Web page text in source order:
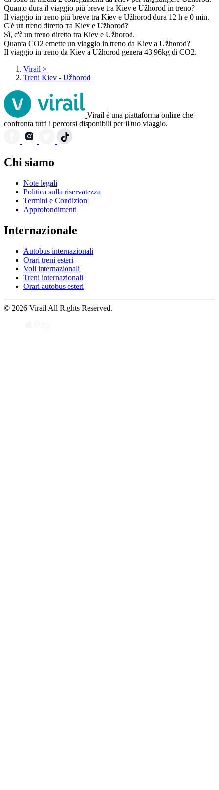
Quanto dura il viaggio più breve tra Kiev e Užhorod in treno?
Il viaggio in treno più breve tra Kiev e Užhorod dura 12 h e 0 min.
C'è un treno diretto tra Kiev e Užhorod?
Sì, c'è un treno diretto tra Kiev e Užhorod.
Quanta CO2 emette un viaggio in treno da Kiev a Užhorod?
Il viaggio in treno da Kiev a Užhorod genera 43.96kg di CO2.
Virail >
Treni Kiev - Užhorod
Virail è una piattaforma online che
confronta tutti i percorsi disponibili per il tuo viaggio.
Chi siamo
Note legali
Politica sulla riservatezza
Termini e Condizioni
Approfondimenti
Internazionale
Autobus internazionali
Orari treni esteri
Voli internazionali
Treni internazionali
Orari autobus esteri
© 2026 Virail All Rights Reserved.